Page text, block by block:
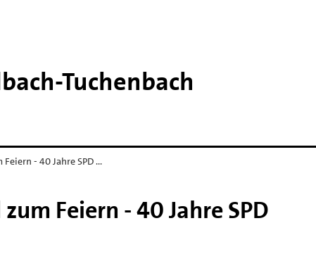
​Tuchenbach
- 40 Jahre SPD …
Feiern - 40 Jahre SPD